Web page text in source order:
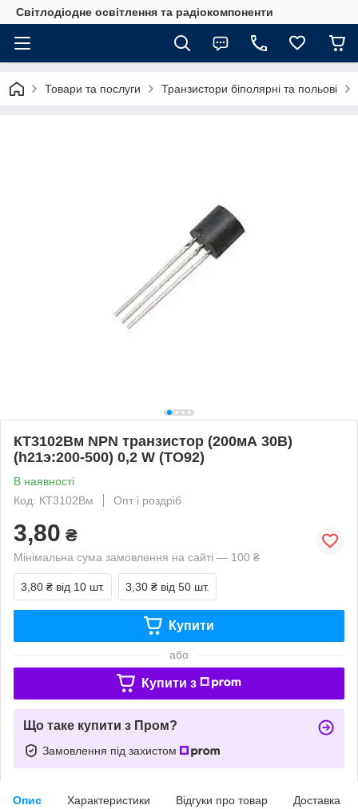
Світлодіодне освітлення та радіокомпоненти
Товари та послуги Транзистори біполярні та польові
КТ3102Вм NPN транзистор (200мА 30В)
(һ21э:200-500) 0,2 W (ТО92)
В наявності
Код: КТ3102Вм
Опт і роздріб
3,80 ₴
Мінімальна сума замовлення на сайті — 100 ₴
3,80 ₴ від 10 шт. 3,30 ₴ від 50 шт.
Купити
або
Купити з
Що таке купити з Пром?
Замовлення під захистом
Опис Характеристики Відгуки про товар Доставка